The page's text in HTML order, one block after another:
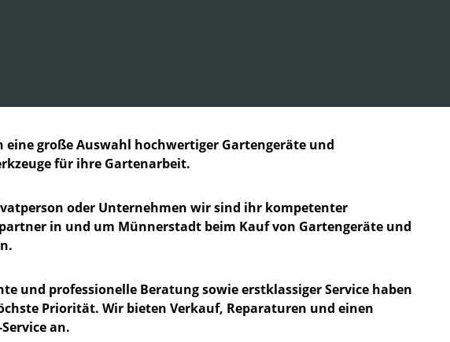
eine große Auswahl hochwertiger Gartengeräte und
für ihre Gartenarbeit.
oder Unternehmen wir sind ihr kompetenter
in und um Münnerstadt beim Kauf von Gartengeräte und
und professionelle Beratung sowie erstklassiger Service haben
Priorität. Wir bieten Verkauf, Reparaturen und einen
an.